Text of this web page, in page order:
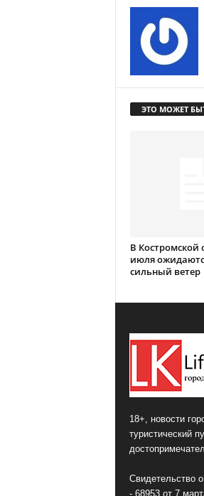
ЭТО МОЖЕТ
В Костромской
июля
сильный ветер
18+, новости
туристический
Свидетельство
- 68953 от 7